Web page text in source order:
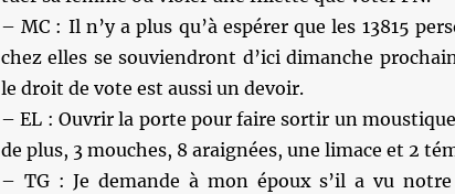
– MC : Il n’y a plus qu’à espérer que les 13815
chez elles se souviendront d’ici dimanche
le droit de vote est aussi un devoir.
– EL : Ouvrir la porte pour faire sortir un
de plus, 3 mouches, 8 araignées, une limace et 2
– TG : Je demande à mon époux s’il a vu